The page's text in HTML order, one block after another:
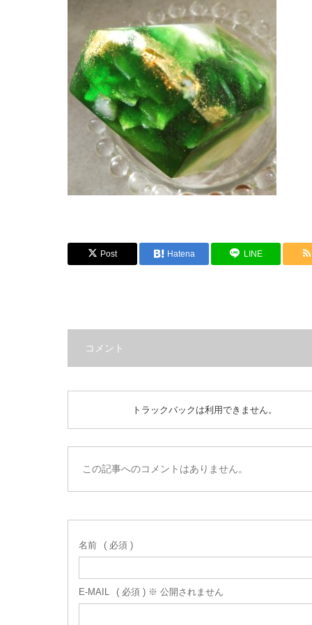
Post Hatena LINE
コメント
トラックバックは利用できません。
この記事へのコメントはありません。
名前 ( 必須 )
E-MAIL ( 必須 ) ※ 公開されません